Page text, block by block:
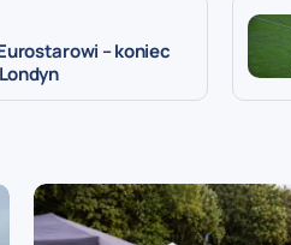
– koniec